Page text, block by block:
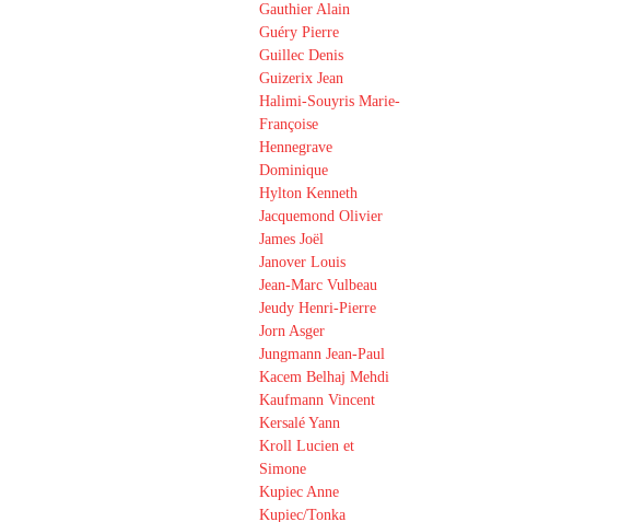
Gauthier Alain
Guéry Pierre
Guillec Denis
Guizerix Jean
Halimi-Souyris Marie-
Françoise
Hennegrave
Dominique
Hylton Kenneth
Jacquemond Olivier
James Joël
Janover Louis
Jean-Marc Vulbeau
Jeudy Henri-Pierre
Jorn Asger
Jungmann Jean-Paul
Kacem Belhaj Mehdi
Kaufmann Vincent
Kersalé Yann
Kroll Lucien et
Simone
Kupiec Anne
Kupiec/Tonka